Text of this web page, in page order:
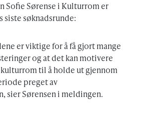
Sofie Sørense i Kulturrom er
siste søknadsrunde:
er viktige for å få gjort mange
og at det kan motivere
kulturrom til å holde ut gjennom
preget av
sier Sørensen i meldingen.